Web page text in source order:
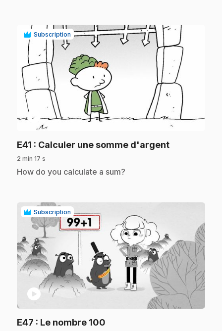
Subscription
play_circle
E41 : Calculer une somme d'argent.
2 min 17 s
.How do you calculate a sum?
Subscription
play_circle
E47 : Le nombre 100